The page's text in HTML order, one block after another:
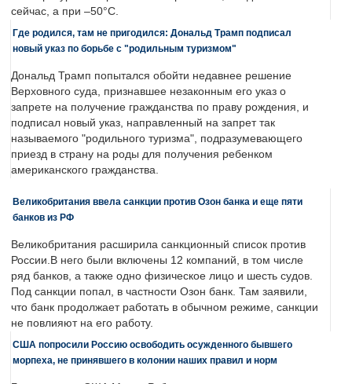
сейчас, а при –50°C.
Где родился, там не пригодился: Дональд Трамп подписал
новый указ по борьбе с "родильным туризмом"
Дональд Трамп попытался обойти недавнее решение
Верховного суда, признавшее незаконным его указ о
запрете на получение гражданства по праву рождения, и
подписал новый указ, направленный на запрет так
называемого "родильного туризма", подразумевающего
приезд в страну на роды для получения ребенком
американского гражданства.
Великобритания ввела санкции против Озон банка и еще пяти
банков из РФ
Великобритания расширила санкционный список против
России.В него были включены 12 компаний, в том числе
ряд банков, а также одно физическое лицо и шесть судов.
Под санкции попал, в частности Озон банк. Там заявили,
что банк продолжает работать в обычном режиме, санкции
не повлияют на его работу.
США попросили Россию освободить осужденного бывшего
морпеха, не принявшего в колонии наших правил и норм